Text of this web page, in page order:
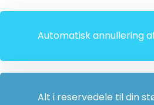
Automatisk annullering
Alt i reservedele til din